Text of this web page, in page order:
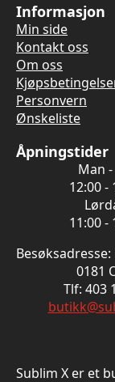
Informasjon
Min side
Kontakt oss
Om oss
Personvern
Ønskeliste
Åpningstider
Man
12:00 -
11:00 -
0181
Tlf: 403
Sublim X er et